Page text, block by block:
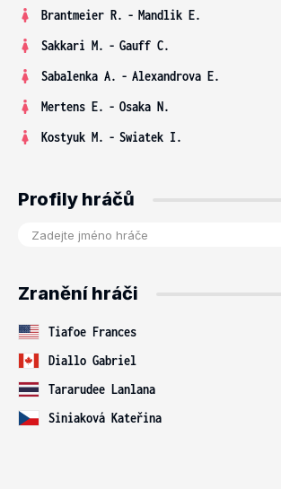
Brantmeier R. - Mandlik E.
Sakkari M. - Gauff C.
Sabalenka A. - Alexandrova E.
Mertens E. - Osaka N.
Kostyuk M. - Swiatek I.
Profily hráčů
Zranění hráči
Tiafoe Frances
Diallo Gabriel
Tararudee Lanlana
Siniaková Kateřina